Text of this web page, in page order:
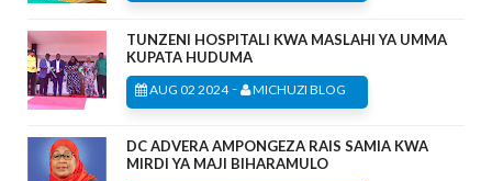
TUNZENI HOSPITALI KWA MASLAHI YA UMMA
KUPATA HUDUMA
AUG 02 2024- MICHUZI BLOG
DC ADVERA AMPONGEZA RAIS SAMIA KWA
MIRDI YA MAJI BIHARAMULO